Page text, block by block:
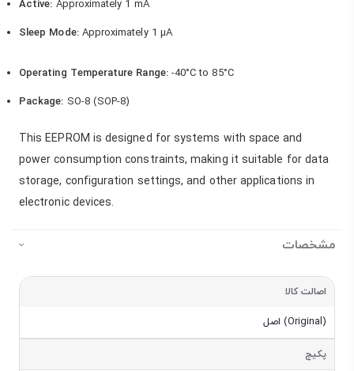
Active: Approximately 1 mA
Sleep Mode:Approximately 1 µA
Operating Temperature Range:-40°C to 85°C
Package: SO-8 (SOP-8)
This EEPROM is designed for systems with space and
power consumption constraints, making it suitable for data
storage, configuration settings, and other applications in
electronic devices.
مشخصات
مشخصات
اصالت کالا
اصل (Original)
پکیج